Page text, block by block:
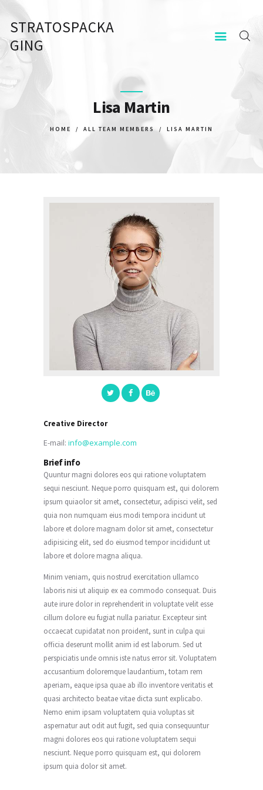
STRATOSPACKA
GING
Lisa Martin
HOME ALL TEAM MEMBERS LISA MARTIN
Creative Director
E-mail: info@example.com
Brief info
Quuntur magni dolores eos qui ratione voluptatem
sequi nesciunt. Neque porro quisquam est, qui dolorem
ipsum quiaolor sit amet, consectetur, adipisci velit, sed
quia non numquam eius modi tempora incidunt ut
labore et dolore magnam dolor sit amet, consectetur
adipisicing elit, sed do eiusmod tempor incididunt ut
labore et dolore magna aliqua.
Minim veniam, quis nostrud exercitation ullamco
laboris nisi ut aliquip ex ea commodo consequat. Duis
aute irure dolor in reprehenderit in voluptate velit esse
cillum dolore eu fugiat nulla pariatur. Excepteur sint
occaecat cupidatat non proident, sunt in culpa qui
officia deserunt mollit anim id est laborum. Sed ut
perspiciatis unde omnis iste natus error sit. Voluptatem
accusantium doloremque laudantium, totam rem
aperiam, eaque ipsa quae ab illo inventore veritatis et
quasi architecto beatae vitae dicta sunt explicabo.
Nemo enim ipsam voluptatem quia voluptas sit
aspernatur aut odit aut fugit, sed quia consequuntur
magni dolores eos qui ratione voluptatem sequi
nesciunt. Neque porro quisquam est, qui dolorem
ipsum quia dolor sit amet.